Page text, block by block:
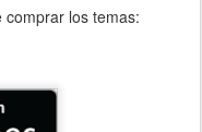
los temas: